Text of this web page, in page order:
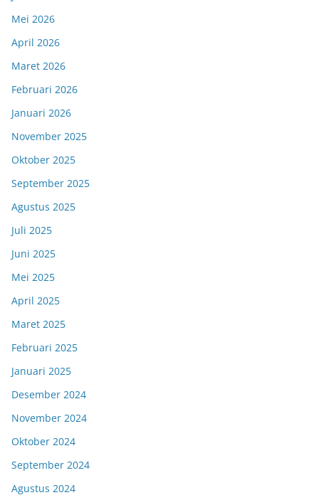
Mei 2026
April 2026
Maret 2026
Februari 2026
Januari 2026
November 2025
Oktober 2025
September 2025
Agustus 2025
Juli 2025
Juni 2025
Mei 2025
April 2025
Maret 2025
Februari 2025
Januari 2025
Desember 2024
November 2024
Oktober 2024
September 2024
Agustus 2024